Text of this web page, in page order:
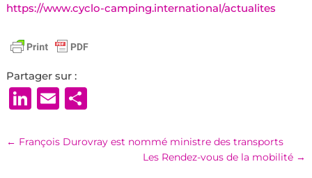
https://www.cyclo-camping.international/actualites
Partager sur :
LinkedIn
EmailPartager
← François Durovray est nommé ministre des transports
Les Rendez-vous de la mobilité →